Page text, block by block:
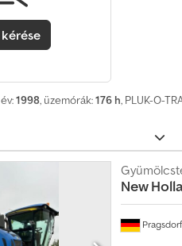
1998, üzemórák:176 h, PLUK-O-
Pragsdorf
New
n
1
4
0
0
0